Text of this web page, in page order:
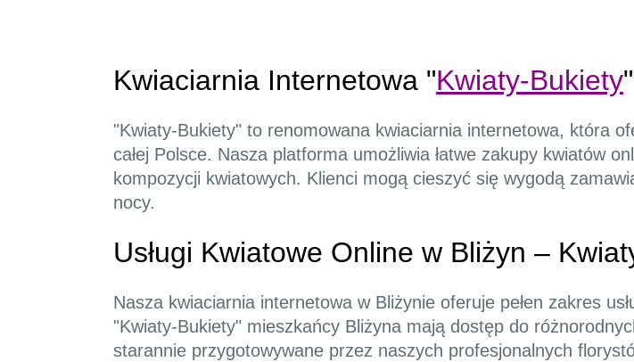
Kwiaciarnia Internetowa "Kwiaty-Bukiety
"Kwiaty-Bukiety" to renomowana kwiaciarnia internetowa, która
całej Polsce. Nasza platforma umożliwia łatwe zakupy kwiatów
kompozycji kwiatowych. Klienci mogą cieszyć się wygodą
nocy.
Usługi Kwiatowe Online w Bliżyn –
Nasza kwiaciarnia internetowa w Bliżynie oferuje pełen zakres
"Kwiaty-Bukiety" mieszkańcy Bliżyna mają dostęp do
starannie przygotowywane przez naszych profesjonalnych